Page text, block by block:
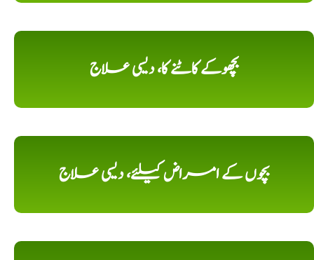
بچھوکے کاٹنے کا، دیسی علاج
بچوں کے امراض کیلئے، دیسی علاج